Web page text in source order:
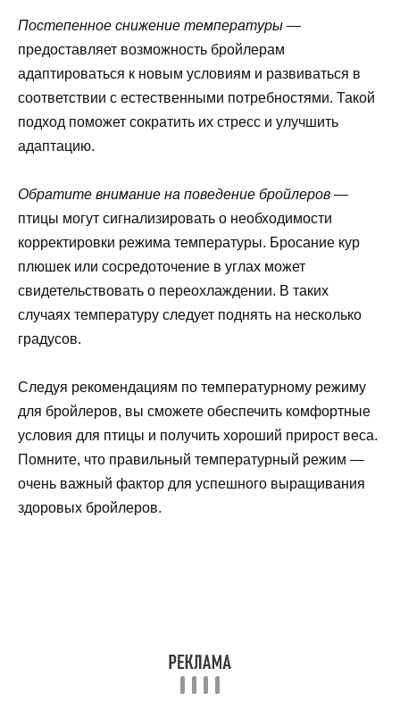
Постепенное снижение температуры —
предоставляет возможность бройлерам
адаптироваться к новым условиям и развиваться в
соответствии с естественными потребностями. Такой
подход поможет сократить их стресс и улучшить
адаптацию.
Обратите внимание на поведение бройлеров —
птицы могут сигнализировать о необходимости
корректировки режима температуры. Бросание кур
плюшек или сосредоточение в углах может
свидетельствовать о переохлаждении. В таких
случаях температуру следует поднять на несколько
градусов.
Следуя рекомендациям по температурному режиму
для бройлеров, вы сможете обеспечить комфортные
условия для птицы и получить хороший прирост веса.
Помните, что правильный температурный режим —
очень важный фактор для успешного выращивания
здоровых бройлеров.